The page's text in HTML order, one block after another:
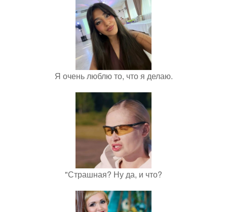
Я очень люблю то, что я делаю.
"Страшная? Ну да, и что?